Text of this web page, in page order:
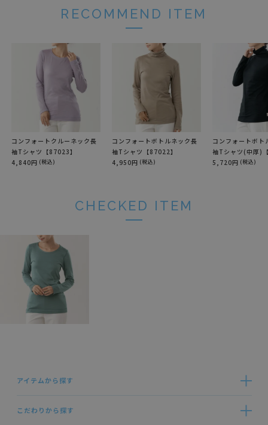
RECOMMEND ITEM
コンフォートクルーネック長
袖Tシャツ【87023】
4,840円 (税込)
コンフォートボトルネック長
袖Tシャツ【87022】
4,950円 (税込)
コンフォートボト
袖Tシャツ(中厚)
5,720円 (税込)
CHECKED ITEM
アイテムから探す
こだわりから探す